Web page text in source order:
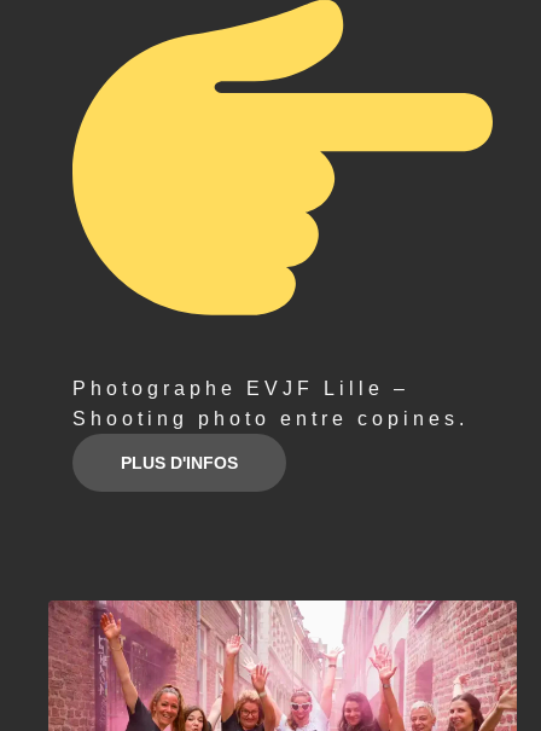
Photographe EVJF Lille –
Shooting photo entre copines.
PLUS D'INFOS